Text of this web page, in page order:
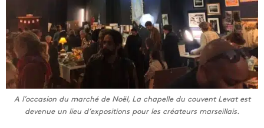
A l’occasion du marché de Noël, La chapelle du couvent Levat est
devenue un lieu d’expositions pour les créateurs marseillais.